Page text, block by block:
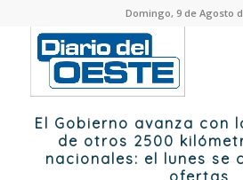
Domingo, 9 de Agosto
El Gobierno avanza con
de otros 2500
nacionales: el lunes se
ofertas